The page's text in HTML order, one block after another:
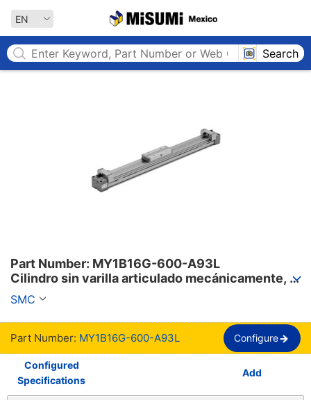
EN
Search
Part Number: MY1B16G-600-A93L
Cilindro sin varilla articulado mecánicamente,
tipo básico, serie MY1B
SMC
Part Number: MY1B16G-600-A93L Configure
Configured
Specifications
Add